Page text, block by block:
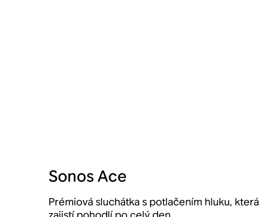
Sonos Ace
Prémiová sluchátka s potlačením hluku, která